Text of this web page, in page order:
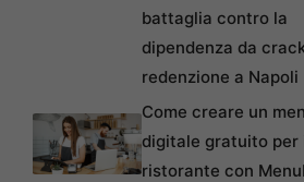
battaglia contro la
dipendenza da
redenzione a Napoli
Come creare un
digitale gratuito per
ristorante con